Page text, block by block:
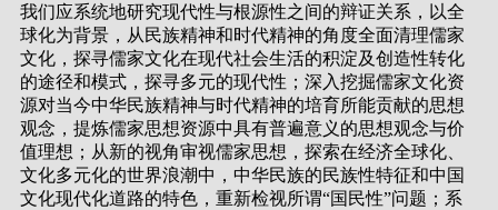
我们应系统地研究现代性与根源性之间的辩证关系，以全
球化为背景，从民族精神和时代精神的角度全面清理儒家
文化，探寻儒家文化在现代社会生活的积淀及创造性转化
的途径和模式，探寻多元的现代性；深入挖掘儒家文化资
源对当今中华民族精神与时代精神的培育所能贡献的思想
观念，提炼儒家思想资源中具有普遍意义的思想观念与价
值理想；从新的视角审视儒家思想，探索在经济全球化、
文化多元化的世界浪潮中，中华民族的民族性特征和中国
文化现代化道路的特色，重新检视所谓“国民性”问题；系